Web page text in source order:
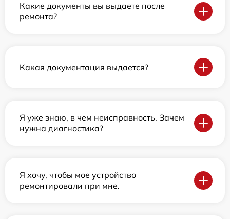
Какие документы вы выдаете после
ремонта?
Какая документация выдается?
Я уже знаю, в чем неисправность. Зачем
нужна диагностика?
Я хочу, чтобы мое устройство
ремонтировали при мне.